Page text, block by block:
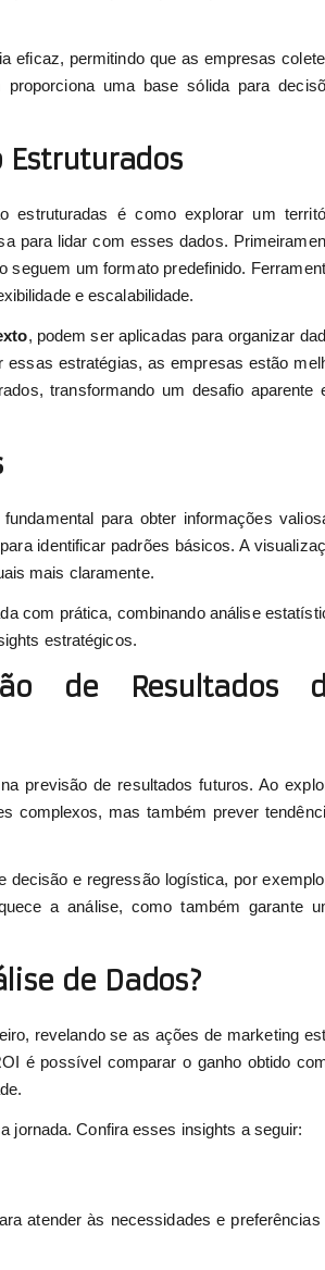
eficaz, permitindo que as empresas
uma base sólida para
Estruturados
estruturadas é como explorar um
para lidar com esses dados.
seguem um formato predefinido.
e escalabilidade.
, podem ser aplicadas para organizar
estratégias, as empresas estão
transformando um desafio aparente
para obter informações
identificar padrões básicos. A
mais claramente.
com prática, combinando análise
estratégicos.
de Resultados
previsão de resultados futuros. Ao
complexos, mas também prever
decisão e regressão logística, por
a análise, como também garante
de Dados?
revelando se as ações de marketing
é possível comparar o ganho obtido
jornada. Confira esses insights a seguir:
atender às necessidades e preferências